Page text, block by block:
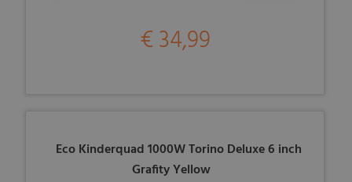
€ 34,99
Eco Kinderquad 1000W Torino Deluxe 6 inch
Grafity Yellow